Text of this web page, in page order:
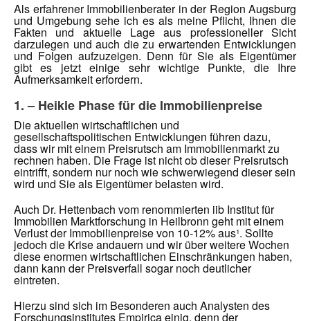
Als erfahrener Immobilienberater in der Region Augsburg
und Umgebung sehe ich es als meine Pflicht, Ihnen die
Fakten und aktuelle Lage aus professioneller Sicht
darzulegen und auch die zu erwartenden Entwicklungen
und Folgen aufzuzeigen. Denn für Sie als Eigentümer
gibt es jetzt einige sehr wichtige Punkte, die Ihre
Aufmerksamkeit erfordern.
1. – Heikle Phase für die Immobilienpreise
Die aktuellen wirtschaftlichen und
gesellschaftspolitischen Entwicklungen führen dazu,
dass wir mit einem Preisrutsch am Immobilienmarkt zu
rechnen haben. Die Frage ist nicht ob dieser Preisrutsch
eintrifft, sondern nur noch wie schwerwiegend dieser sein
wird und Sie als Eigentümer belasten wird.
Auch Dr. Hettenbach vom renommierten iib Institut für
Immobilien Marktforschung in Heilbronn geht mit einem
Verlust der Immobilienpreise von 10-12% aus¹. Sollte
jedoch die Krise andauern und wir über weitere Wochen
diese enormen wirtschaftlichen Einschränkungen haben,
dann kann der Preisverfall sogar noch deutlicher
eintreten.
Hierzu sind sich im Besonderen auch Analysten des
Forschungsinstitutes Empirica einig, denn der